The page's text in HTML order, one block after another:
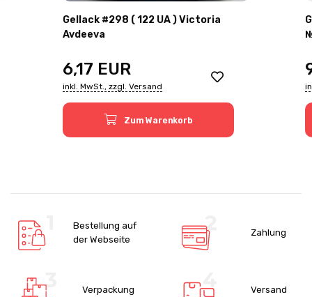
Gellack #298 ( 122 UA ) Victoria
Avdeeva
6,17 EUR
inkl. MwSt., zzgl. Versand
Zum Warenkorb
Bestellung auf
der Webseite
Zahlung
Verpackung Versand